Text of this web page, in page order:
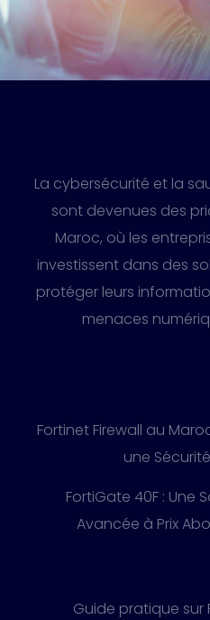
La cybersécurité et la
sont devenues des
Maroc, où les
investissent dans des
protéger leurs
menaces
Fortinet Firewall au
une
FortiGate 40F : Une
Avancée à Prix
Guide pratique sur